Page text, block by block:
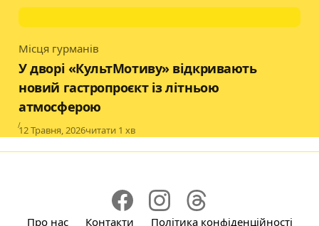
Category
Місця гурманів
У дворі «КультМотиву» відкривають
новий гастропроєкт із літньою
атмосферою
Published
12 Травня, 2026читати 1 хв
Про нас Контакти Політика конфіденційності